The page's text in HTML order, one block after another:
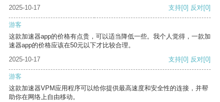
2025-10-17 支持[0] 反对[0]
游客
这款加速器app的价格有点贵，可以适当降低一些。我个人觉得，一款加
速器app的价格应该在50元以下才比较合理。
2025-10-17
支持[0] 反对[0]
游客
这款加速器VPM应用程序可以给你提供最高速度和安全性的连接，并帮
助你在网络上自由移动。